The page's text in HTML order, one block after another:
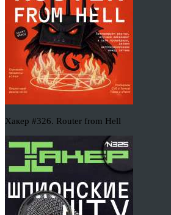
Хакер #326. Router from Hell